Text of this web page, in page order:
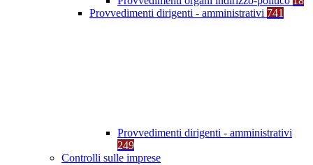
Provvedimenti dirigenti - amministrativi 741
Provvedimenti dirigenti - amministrativi
249
Controlli sulle imprese